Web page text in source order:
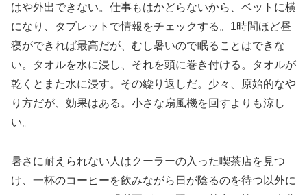
はや外出できない。仕事もはかどらないから、ベットに横
になり、タブレットで情報をチェックする。1時間ほど昼
寝ができれば最高だが、むし暑いので眠ることはできな
い。タオルを水に浸し、それを頭に巻き付ける。タオルが
乾くとまた水に浸す。その繰り返しだ。少々、原始的なや
り方だが、効果はある。小さな扇風機を回すよりも涼し
い。
暑さに耐えられない人はクーラーの入った喫茶店を見つ
け、一杯のコーヒーを飲みながら日が陰るのを待つ以外に